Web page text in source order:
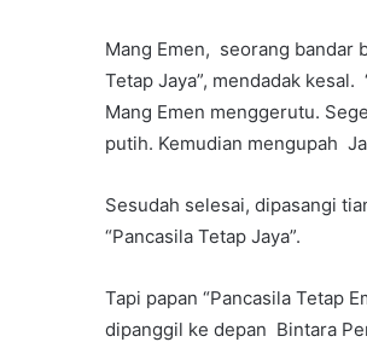
Mang Emen, seorang bandar
Tetap Jaya”, mendadak
Mang Emen menggerutu.
putih. Kemudian mengupah
Sesudah selesai, dipasangi
“Pancasila Tetap Jaya”.
Tapi papan “Pancasila Tetap
dipanggil ke depan Bintara